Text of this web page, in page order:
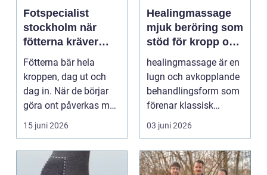
Fotspecialist
stockholm när
fötterna kräver
mer än vanliga
sulor
Fötterna bär hela
kroppen, dag ut och
dag in. När de börjar
göra ont påverkas mer
15 juni 2026
Healingmassage
mjuk beröring som
stöd för kropp och
själ
healingmassage är en
lugn och avkopplande
behandlingsform som
förenar klassisk
massage med
energibas...
03 juni 2026